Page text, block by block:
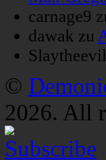
carnage9
dawak zu
Slaytheevil
©
2026. All